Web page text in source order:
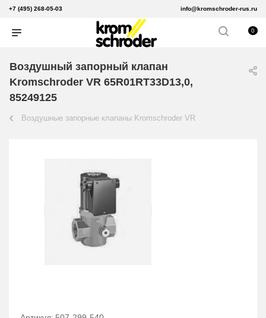
+7 (495) 268-05-03 info@kromschroder-rus.ru
0
Воздушный запорный клапан
Kromschroder VR 65R01RT33D13,0,
85249125
Воздушные запорные клапаны Kromschroder VR